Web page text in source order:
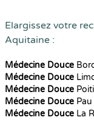
Elargissez votre
Aquitaine :
Médecine Douce
Médecine Douce
Médecine Douce
Médecine Douce Pau
Médecine Douce La